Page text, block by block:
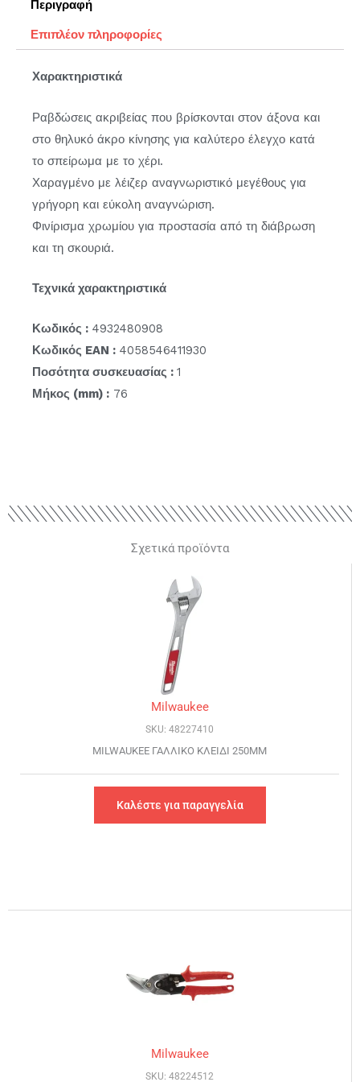
Περιγραφή
Επιπλέον πληροφορίες
Χαρακτηριστικά
Ραβδώσεις ακριβείας που βρίσκονται στον άξονα και
στο θηλυκό άκρο κίνησης για καλύτερο έλεγχο κατά
το σπείρωμα με το χέρι.
Χαραγμένο με λέιζερ αναγνωριστικό μεγέθους για
γρήγορη και εύκολη αναγνώριση.
Φινίρισμα χρωμίου για προστασία από τη διάβρωση
και τη σκουριά.
Τεχνικά χαρακτηριστικά
Κωδικός : 4932480908
Κωδικός EAN : 4058546411930
Ποσότητα συσκευασίας : 1
Μήκος (mm) : 76
Σχετικά προϊόντα
Milwaukee
SKU: 48227410
MILWAUKEE ΓΑΛΛΙΚΟ ΚΛΕΙΔΙ 250MM
Καλέστε για παραγγελία
Milwaukee
SKU: 48224512